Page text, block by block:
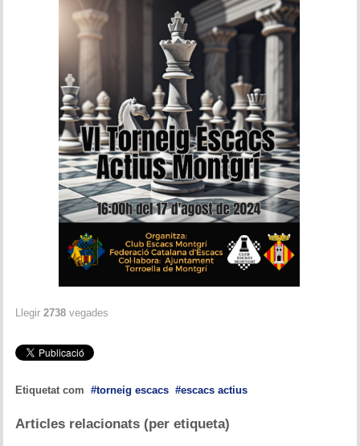
Llegir 2738 vegades
Etiquetat com torneig escacs escacs actius
Articles relacionats (per etiqueta)